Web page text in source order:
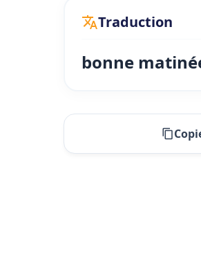
Traduction
bonne